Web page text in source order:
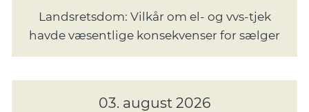
Landsretsdom: Vilkår om el- og vvs-tjek
havde væsentlige konsekvenser for sælger
03. august 2026